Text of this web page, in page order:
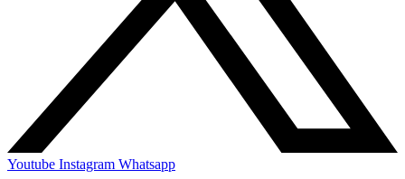
Youtube Instagram Whatsapp